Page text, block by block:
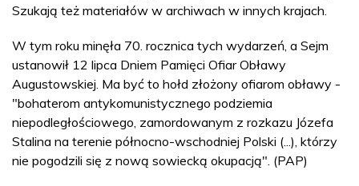
Szukają też materiałów w archiwach w innych krajach.
W tym roku minęła 70. rocznica tych wydarzeń, a Sejm
ustanowił 12 lipca Dniem Pamięci Ofiar Obławy
Augustowskiej. Ma być to hołd złożony ofiarom obławy -
"bohaterom antykomunistycznego podziemia
niepodległościowego, zamordowanym z rozkazu Józefa
Stalina na terenie północno-wschodniej Polski (...), którzy
nie pogodzili się z nową sowiecką okupacją". (PAP)